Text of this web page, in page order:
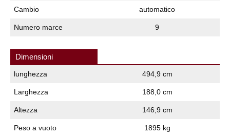
Cambio automatico
Numero marce 9
Dimensioni
lunghezza 494,9 cm
Larghezza 188,0 cm
Altezza 146,9 cm
Peso a vuoto 1895 kg